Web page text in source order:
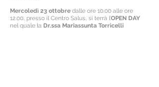
Mercoledì 23 ottobre dalle ore 10.00 alle ore
12.00, presso il Centro Salus, si terrà l’OPEN DAY
nel quale la Dr.ssa Mariassunta Torricelli